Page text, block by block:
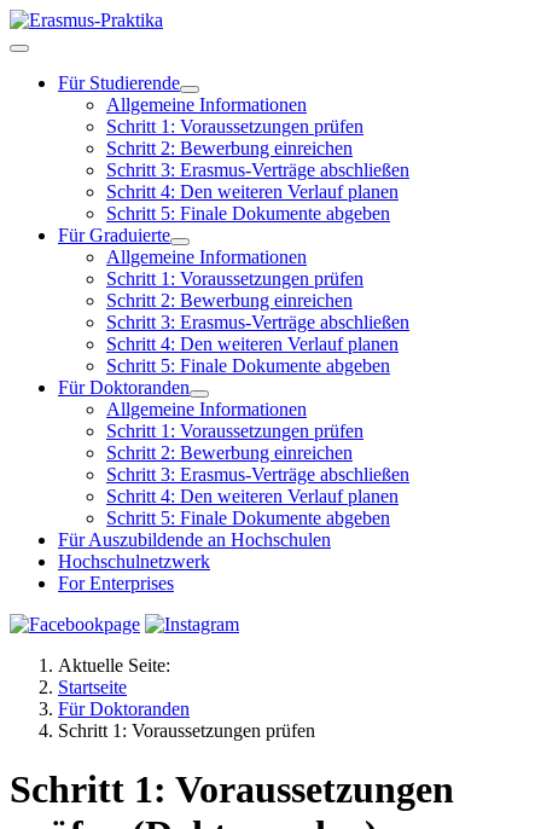
Für Studierende
Allgemeine Informationen
Schritt 1: Voraussetzungen prüfen
Schritt 2: Bewerbung einreichen
Schritt 3: Erasmus-Verträge abschließen
Schritt 4: Den weiteren Verlauf planen
Schritt 5: Finale Dokumente abgeben
Für Graduierte
Allgemeine Informationen
Schritt 1: Voraussetzungen prüfen
Schritt 2: Bewerbung einreichen
Schritt 3: Erasmus-Verträge abschließen
Schritt 4: Den weiteren Verlauf planen
Schritt 5: Finale Dokumente abgeben
Für Doktoranden
Allgemeine Informationen
Schritt 1: Voraussetzungen prüfen
Schritt 2: Bewerbung einreichen
Schritt 3: Erasmus-Verträge abschließen
Schritt 4: Den weiteren Verlauf planen
Schritt 5: Finale Dokumente abgeben
Für Auszubildende an Hochschulen
Hochschulnetzwerk
For Enterprises
Aktuelle Seite:
Startseite
Für Doktoranden
Schritt 1: Voraussetzungen prüfen
Schritt 1: Voraussetzungen